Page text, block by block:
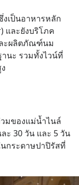
เป็นอาหารหลัก
และยังบริโภค
ะผลิตภัณฑ์นม
นะ รวมทั้งไวน์ที่
มของแม่น้ำไนล์
ะ 30 วัน และ 5 วัน
กระดาษปาปิรัสที่